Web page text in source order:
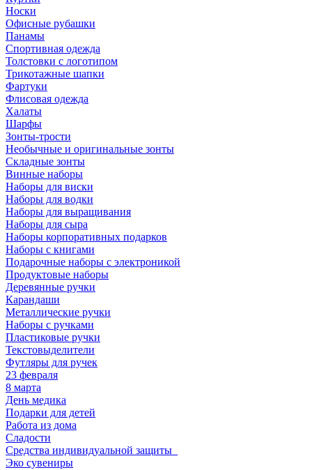
Носки
Офисные рубашки
Панамы
Спортивная одежда
Толстовки с логотипом
Трикотажные шапки
Фартуки
Флисовая одежда
Халаты
Шарфы
Зонты-трости
Необычные и оригинальные зонты
Складные зонты
Винные наборы
Наборы для виски
Наборы для водки
Наборы для выращивания
Наборы для сыра
Наборы корпоративных подарков
Наборы с книгами
Подарочные наборы с электроникой
Продуктовые наборы
Деревянные ручки
Карандаши
Металлические ручки
Наборы с ручками
Пластиковые ручки
Текстовыделители
Футляры для ручек
23 февраля
8 марта
День медика
Подарки для детей
Работа из дома
Сладости
Средства индивидуальной защиты_
Эко сувениры